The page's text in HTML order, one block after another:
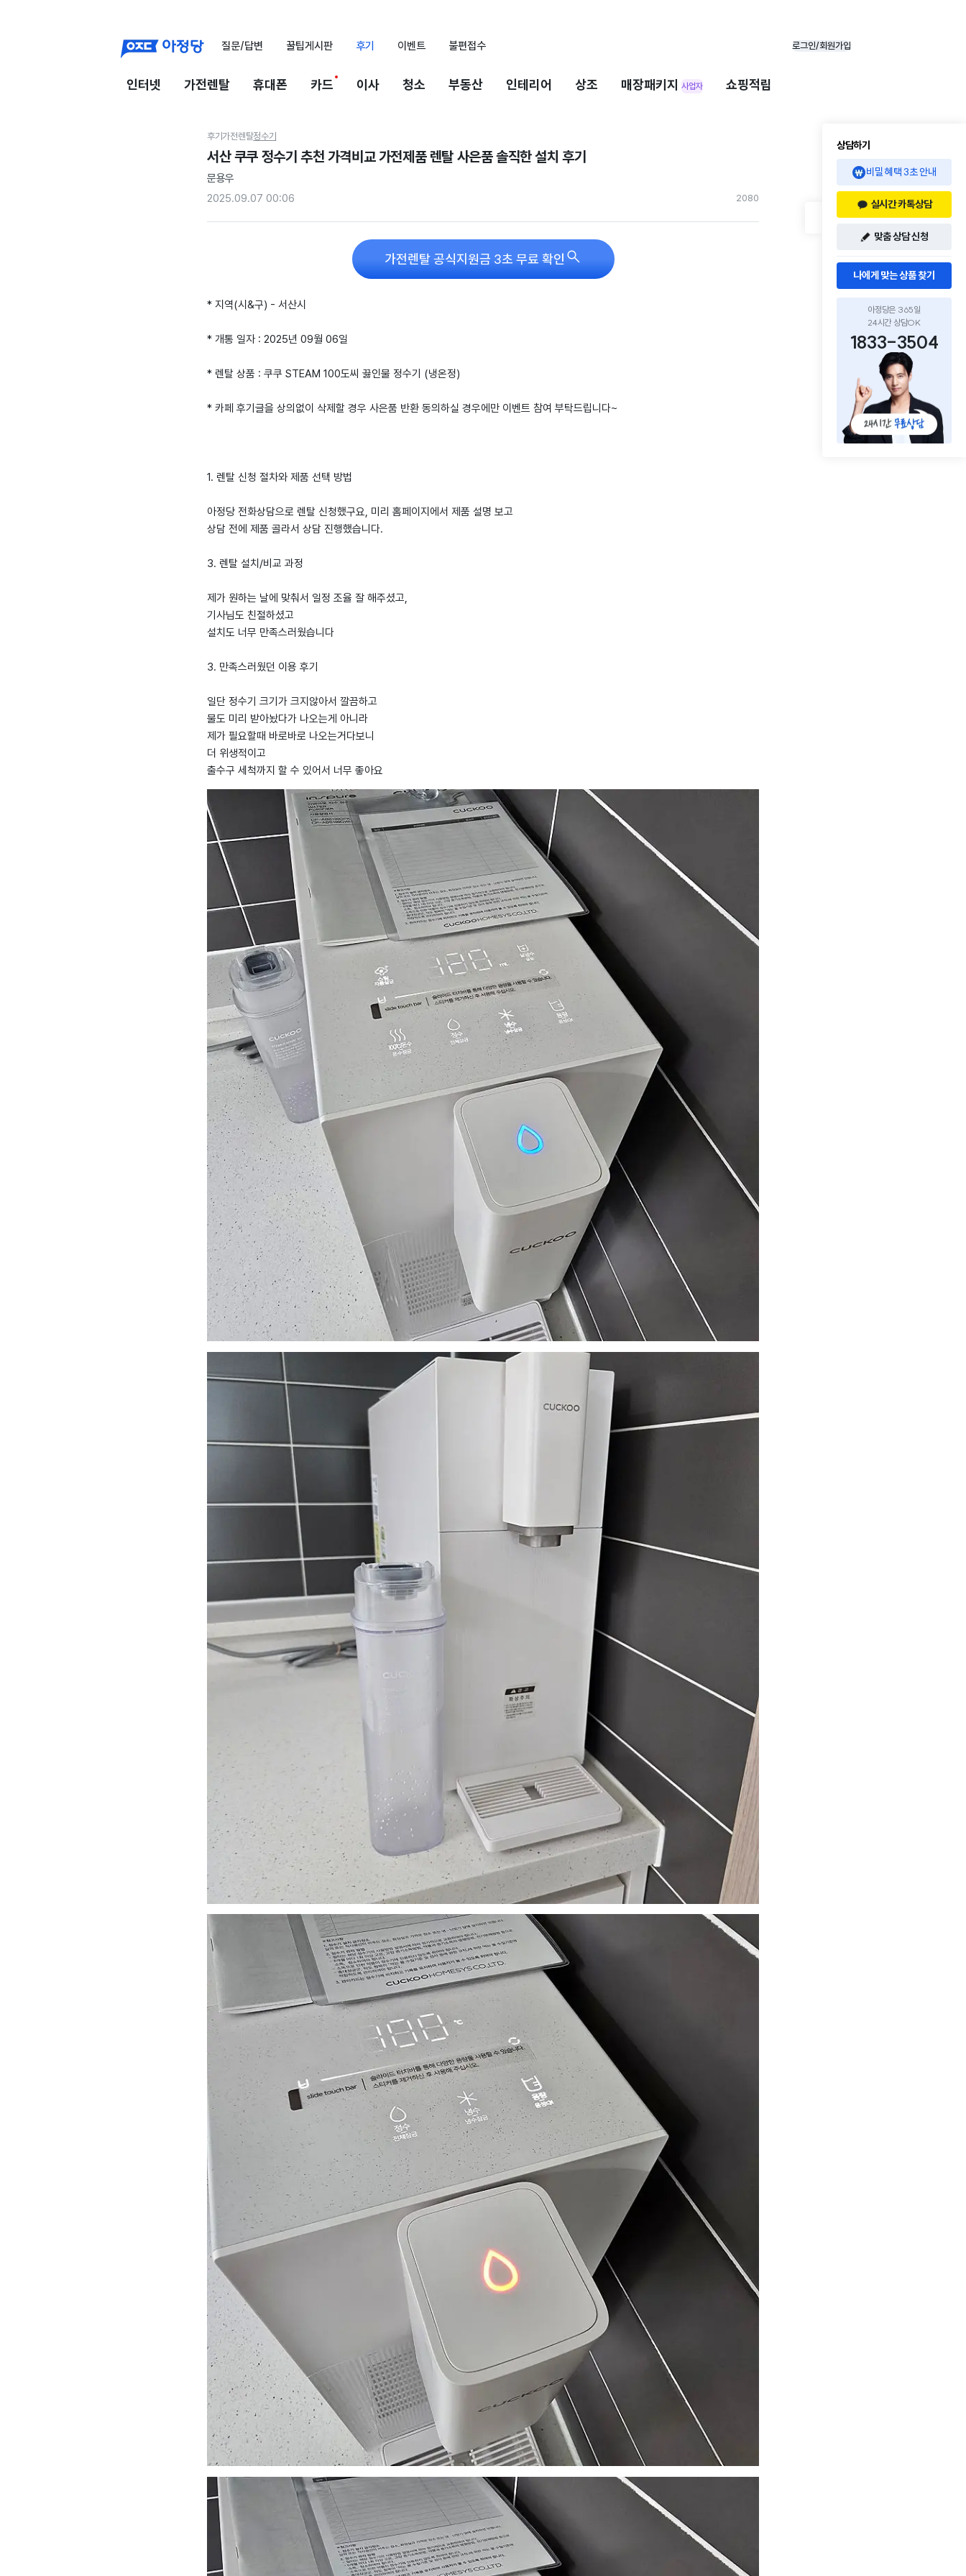
질문/답변 꿀팁게시판 후기 이벤트 불편접수 로그인/회원가입
인터넷 가전렌탈 휴대폰 카드 이사 청소 부동산 인테리어 상조 매장패키지 사업자 쇼핑적립
후기가전렌탈정수기
서산 쿠쿠 정수기 추천 가격비교 가전제품 렌탈 사은품 솔직한 설치 후기
문용우
2025.09.07 00:06
2080
가전렌탈 공식지원금 3초 무료 확인 
* 지역(시&구) - 서산시
* 개통 일자 : 2025년 09월 06일
* 렌탈 상품 : 쿠쿠 STEAM 100도씨 끓인물 정수기 (냉온정)
* 카페 후기글을 상의없이 삭제할 경우 사은품 반환 동의하실 경우에만 이벤트 참여 부탁드립니다~
1. 렌탈 신청 절차와 제품 선택 방법
아정당 전화상담으로 렌탈 신청했구요, 미리 홈페이지에서 제품 설명 보고
상담 전에 제품 골라서 상담 진행했습니다.
3. 렌탈 설치/비교 과정
제가 원하는 날에 맞춰서 일정 조율 잘 해주셨고,
기사님도 친절하셨고
설치도 너무 만족스러웠습니다
3. 만족스러웠던 이용 후기
일단 정수기 크기가 크지않아서 깔끔하고
물도 미리 받아놨다가 나오는게 아니라
제가 필요할때 바로바로 나오는거다보니
더 위생적이고
출수구 세척까지 할 수 있어서 너무 좋아요
상담하기
비밀 혜택 3초 안내
실시간 카톡상담
맞춤 상담 신청
나에게 맞는 상품 찾기
아정당은 365일
24시간 상담OK
1833-3504